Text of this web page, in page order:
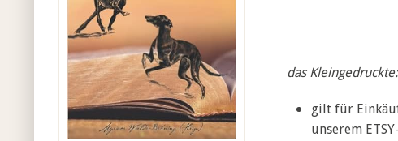
das Kleingedruckte:
gilt für
unserem